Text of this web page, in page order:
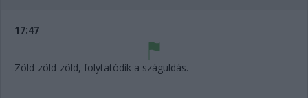
17:47
Zöld-zöld-zöld, folytatódik a száguldás.